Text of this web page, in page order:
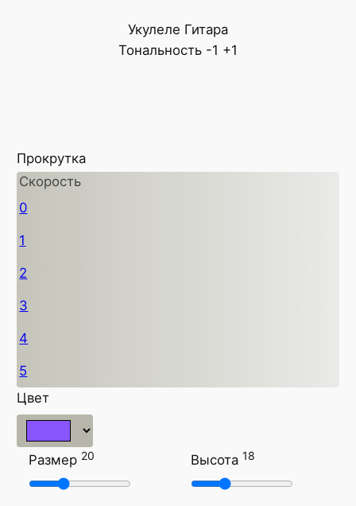
Укулеле Гитара
Тональность -1 +1
Прокрутка
Скорость
0
1
2
3
4
5
Цвет
Размер 20 Высота 18